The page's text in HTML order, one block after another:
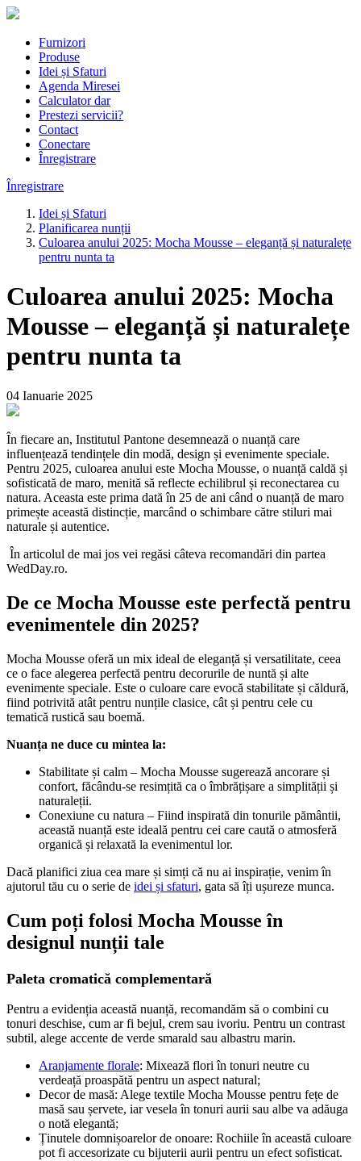
Furnizori
Produse
Idei și Sfaturi
Agenda Miresei
Calculator dar
Prestezi servicii?
Contact
Conectare
Înregistrare
Înregistrare
Idei și Sfaturi
Planificarea nunții
Culoarea anului 2025: Mocha Mousse – eleganță și naturalețe
pentru nunta ta
Culoarea anului 2025: Mocha
Mousse – eleganță și naturalețe
pentru nunta ta
04 Ianuarie 2025
În fiecare an, Institutul Pantone desemnează o nuanță care
influențează tendințele din modă, design și evenimente speciale.
Pentru 2025, culoarea anului este Mocha Mousse, o nuanță caldă și
sofisticată de maro, menită să reflecte echilibrul și reconectarea cu
natura. Aceasta este prima dată în 25 de ani când o nuanță de maro
primește această distincție, marcând o schimbare către stiluri mai
naturale și autentice.
În articolul de mai jos vei regăsi câteva recomandări din partea
WedDay.ro.
De ce Mocha Mousse este perfectă pentru
evenimentele din 2025?
Mocha Mousse oferă un mix ideal de eleganță și versatilitate, ceea
ce o face alegerea perfectă pentru decorurile de nuntă și alte
evenimente speciale. Este o culoare care evocă stabilitate și căldură,
fiind potrivită atât pentru nunțile clasice, cât și pentru cele cu
tematică rustică sau boemă.
Nuanța ne duce cu mintea la:
Stabilitate și calm – Mocha Mousse sugerează ancorare și
confort, făcându-se resimțită ca o îmbrățișare a simplității și
naturaleții.
Conexiune cu natura – Fiind inspirată din tonurile pământii,
această nuanță este ideală pentru cei care caută o atmosferă
organică și relaxată la evenimentul lor.
Dacă planifici ziua cea mare și simți că nu ai inspirație, venim în
ajutorul tău cu o serie de idei și sfaturi, gata să îți ușureze munca.
Cum poți folosi Mocha Mousse în
designul nunții tale
Paleta cromatică complementară
Pentru a evidenția această nuanță, recomandăm să o combini cu
tonuri deschise, cum ar fi bejul, crem sau ivoriu. Pentru un contrast
subtil, alege accente de verde smarald sau albastru marin.
Aranjamente florale: Mixează flori în tonuri neutre cu
verdeață proaspătă pentru un aspect natural;
Decor de masă: Alege textile Mocha Mousse pentru fețe de
masă sau șervete, iar vesela în tonuri aurii sau albe va adăuga
o notă elegantă;
Ținutele domnișoarelor de onoare: Rochiile în această culoare
pot fi accesorizate cu bijuterii aurii pentru un efect sofisticat.